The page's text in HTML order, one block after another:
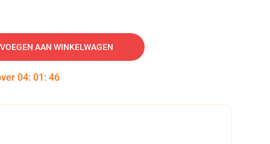
AAN WINKELWAGEN
04: 01 : 45